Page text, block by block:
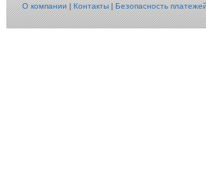
О компании|Контакты|Безопасность